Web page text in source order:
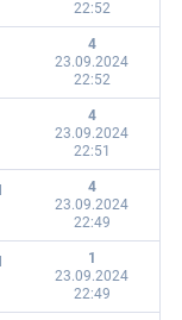
22:52
4
23.09.2024
22:52
4
23.09.2024
22:51
4
23.09.2024
22:49
1
23.09.2024
22:49